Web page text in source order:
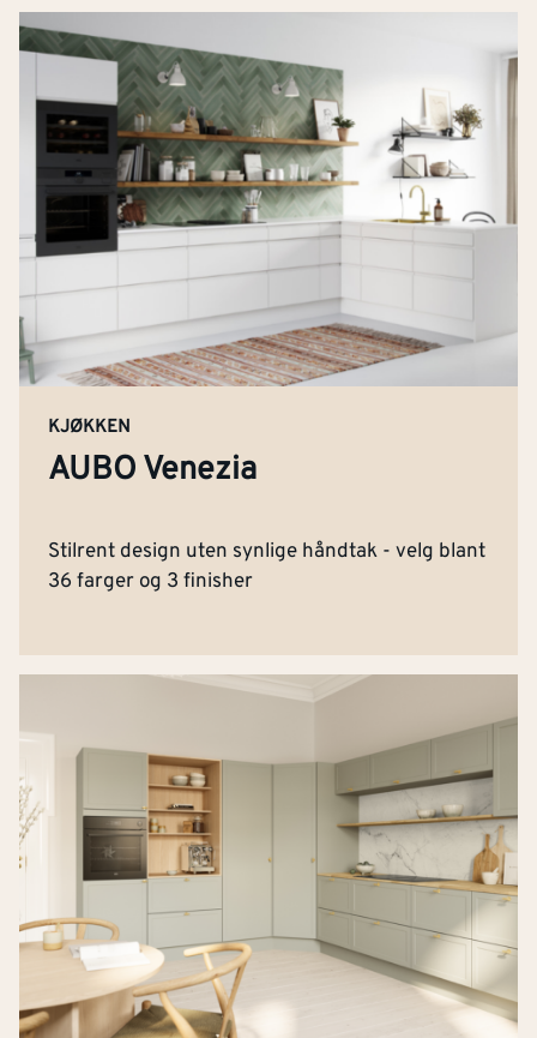
KJØKKEN
AUBO Venezia
Stilrent design uten synlige håndtak - velg blant
36 farger og 3 finisher